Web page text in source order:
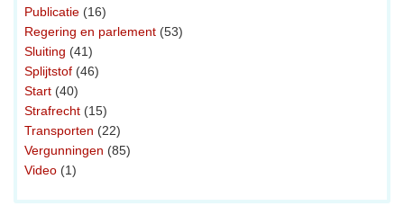
Publicatie (16)
Regering en parlement (53)
Sluiting (41)
Splijtstof (46)
Start (40)
Strafrecht (15)
Transporten (22)
Vergunningen (85)
Video (1)